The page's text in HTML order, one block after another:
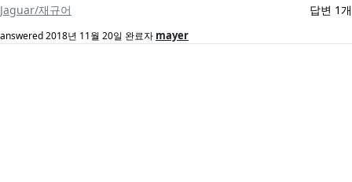
Jaguar/재규어 답변 1개
answered2018년 11월 20일 완료자 mayer